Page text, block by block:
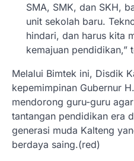
SMA, SMK, dan SKH,
unit sekolah baru.
hindari, dan harus kita
kemajuan pendidikan,”
Melalui Bimtek ini, Disdik
kepemimpinan Gubernur
mendorong guru-guru
tantangan pendidikan era
generasi muda Kalteng
berdaya saing.(red)